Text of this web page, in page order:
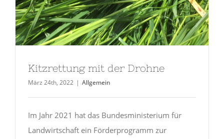
Kitzrettung mit der Drohne
März 24th, 2022 | Allgemein
Im Jahr 2021 hat das Bundesministerium für
Landwirtschaft ein Förderprogramm zur